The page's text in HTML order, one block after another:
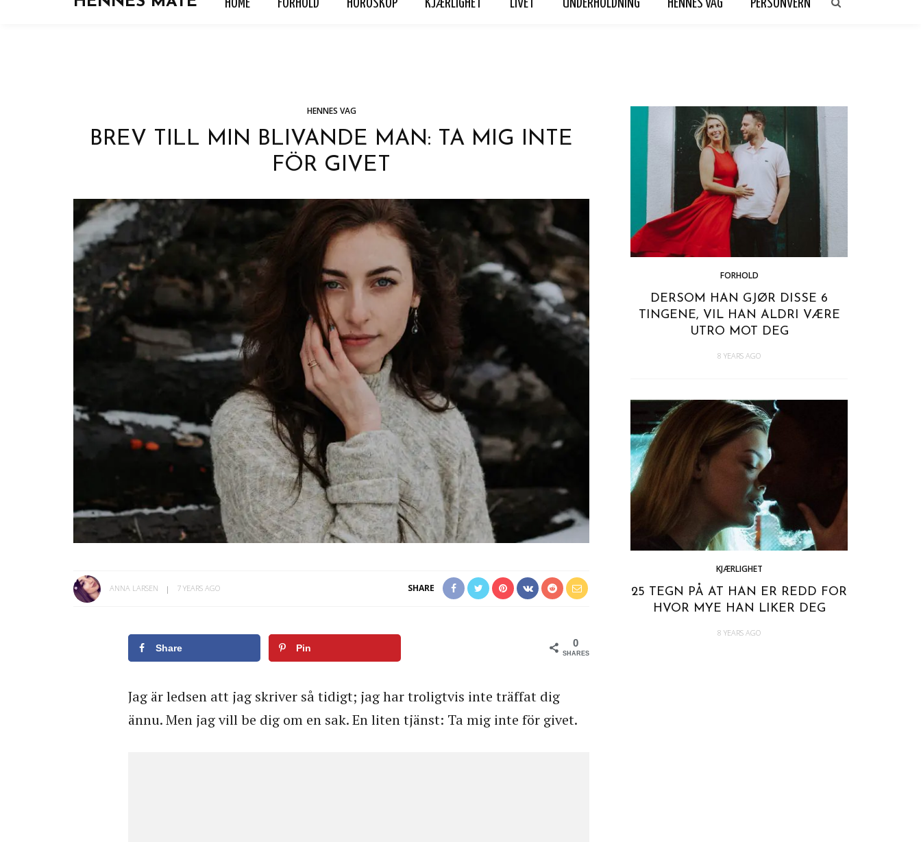
HOME FORHOLD HOROSKOP KJÆRLIGHET LIVET UNDERHOLDNING HENNES VAG PERSONVERN
HENNES VAG
BREV TILL MIN BLIVANDE MAN: TA MIG INTE
FÖR GIVET
ANNA LARSEN 7 YEARS AGO SHARE
Share Pin 0
SHARES
Jag är ledsen att jag skriver så tidigt; jag har troligtvis inte träffat dig
ännu. Men jag vill be dig om en sak. En liten tjänst: Ta mig inte för givet.
FORHOLD
DERSOM HAN GJØR DISSE 6
TINGENE, VIL HAN ALDRI VÆRE
UTRO MOT DEG
8 YEARS AGO
KJÆRLIGHET
25 TEGN PÅ AT HAN ER REDD FOR
HVOR MYE HAN LIKER DEG
8 YEARS AGO